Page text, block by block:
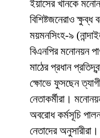
ইয়াসের খানকে
বিশিষ্টজনেরাও
ময়মনসিংহ-৯
বিএনপির মনোনয়ন
মাঠের প্রধান
ক্ষোভে ফুসছেন ত্যাগী
নেতাকর্মীরা।
অবরোধ কর্মসূচি
নেতাদের অনুসারীরা।